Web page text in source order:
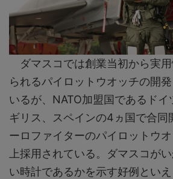
ダマスコでは創業当初から実
られるパイロットウオッチの開
いるが、NATO加盟国であるドイ
ギリス、スペインの4ヵ国で合同
ーロファイターのパイロットウ
上採用されている。ダマスコが
い時計であるかを示す好例といえ